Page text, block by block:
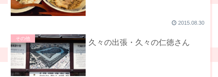
2015.08.30
その他 久々の出張・久々の仁徳さん